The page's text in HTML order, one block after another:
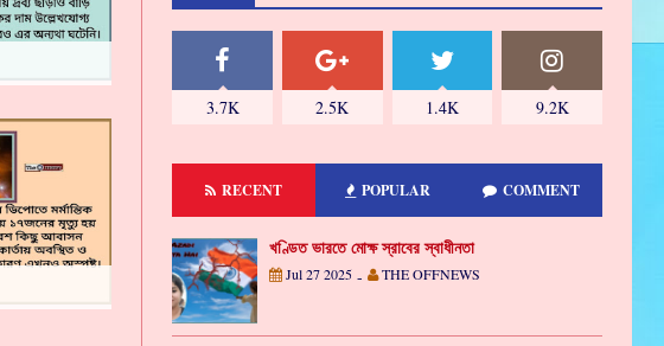
3.7K 2.5K 1.4K 9.2K
RECENT POPULAR COMMENT
খণ্ডিত ভারতে মোক্ষ স্রাবের স্বাধীনতা
Jul 27 2025 - THE OFFNEWS